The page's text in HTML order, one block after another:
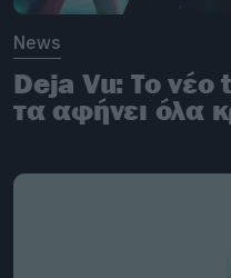
News
Deja Vu: Το
τα αφήνει όλα